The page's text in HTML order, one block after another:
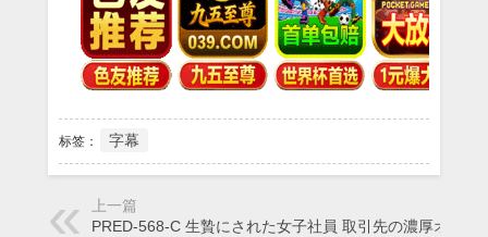
标签： 字幕
上一篇
PRED-568-C 生贄にされた女子社員 取引先の濃厚オヤジ